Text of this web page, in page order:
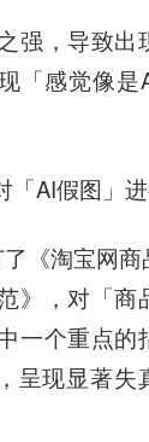
强，导致出
「感觉像是
AI假图」进
《淘宝网
》，对「
一个重点的
呈现显著失